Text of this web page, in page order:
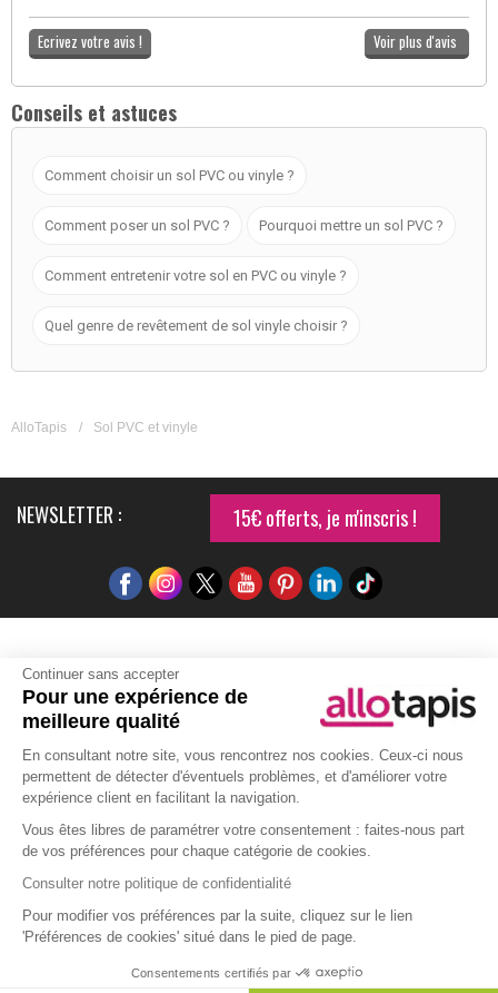
Continuer sans accepter
Pour une expérience de
meilleure qualité
En consultant notre site, vous rencontrez nos cookies. Ceux-ci nous
permettent de détecter d'éventuels problèmes, et d'améliorer votre
expérience client en facilitant la navigation.
Vous êtes libres de paramétrer votre consentement : faites-nous part
de vos préférences pour chaque catégorie de cookies.
Consulter notre politique de confidentialité
Pour modifier vos préférences par la suite, cliquez sur le lien
'Préférences de cookies' situé dans le pied de page.
Consentements certifiés par
Ecrivez votre avis ! Voir plus d'avis
Conseils et astuces
Comment choisir un sol PVC ou vinyle ?
Comment poser un sol PVC ? Pourquoi mettre un sol PVC ?
Comment entretenir votre sol en PVC ou vinyle ?
Quel genre de revêtement de sol vinyle choisir ?
AlloTapis / Sol PVC et vinyle
NEWSLETTER : 15€ offerts, je m'inscris !
Retour et remboursement
Avis des consommateurs
Tapis et paillasson personnalisé
Eco-participation
Codes promo
Vos avantages
Cartes cadeaux
Lexique
Aide
Politique de protection de la vie privée
Gestion des cookies
Livraison
Foire aux questions